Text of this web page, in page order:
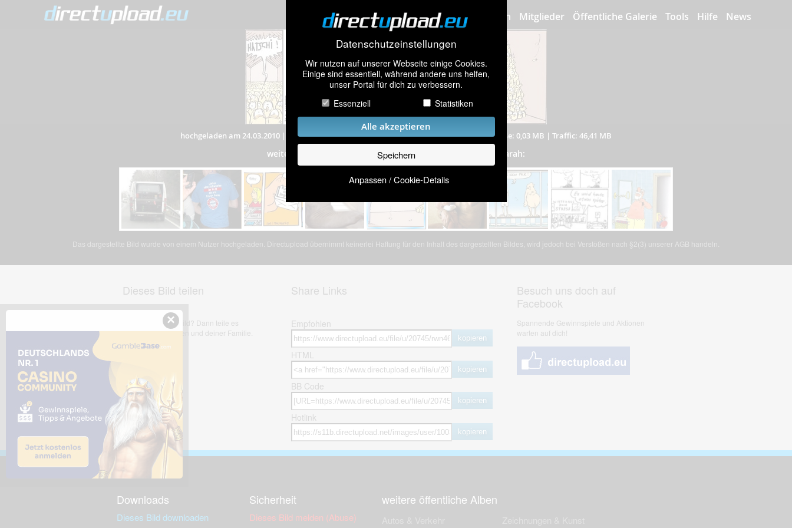
Datenschutzeinstellungen
Wir nutzen auf unserer Webseite einige Cookies.
Einige sind essentiell, während andere uns helfen,
unser Portal für dich zu verbessern.
Essenziell
Statistiken
Alle akzeptieren
Speichern
Anpassen / Cookie-Details
Bilder hochladen Mitglieder Öffentliche Galerie Tools Hilfe News
hochgeladen am 24.03.2010 | 1.341 mal angeschaut|Auflösung: 512x161 Pixel|Dateigröße: 0,03 MB | Traffic: 46,41 MB
weitere Bilder aus dem Album„Comics (472 Bilder) von dlarah:
Das dargestellte Bild wurde von einem Nutzer hochgeladen. Directupload übernimmt keinerlei Haftung für den Inhalt des dargestellten Bildes, wird jedoch bei Verstößen nach §2(3) unserer AGB handeln.
Dieses Bild teilen
Dir gefällt dieses Bild? Dann teile es
mit deinen Freunden und deiner Familie.
Share Links
Empfohlen
kopieren
HTML
kopieren
BB Code
kopieren
Hotlink
kopieren
Besuch uns doch auf
Facebook
Spannende Gewinnspiele und Aktionen
warten auf dich!
Downloads
Dieses Bild downloaden
Sicherheit
Dieses Bild melden (Abuse)
weitere öffentliche Alben
×